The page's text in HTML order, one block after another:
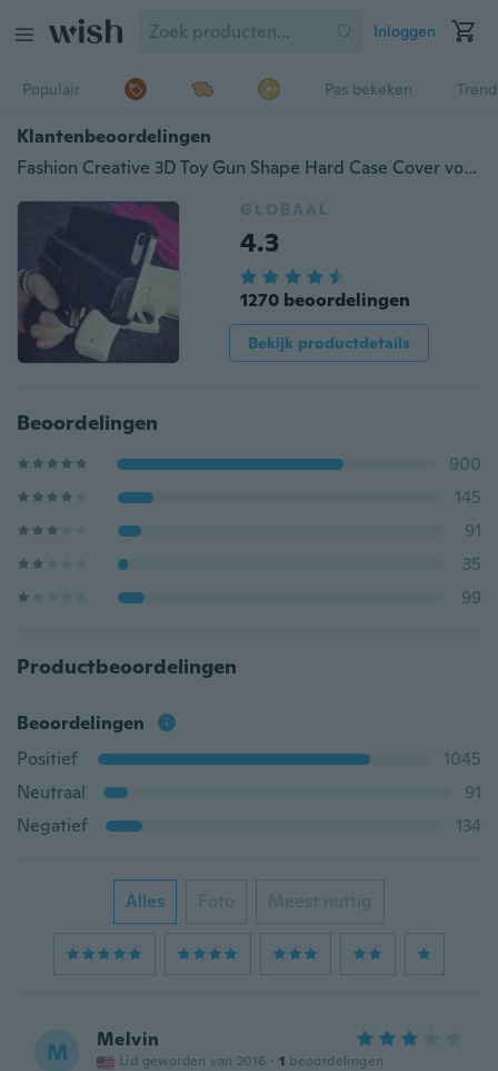
Inloggen
Populair Pas bekeken
Klantenbeoordelingen
Fashion Creative 3D Toy Gun Shape Hard Case Cover voor iPhone 5 / 5S / SE / 6 / 6S / 6 Plus / 6S Plus / 7/7 Plus / 8/8 Plus / iPhone X / Xiaomi
GLOBAAL
4.3
1270 beoordelingen
Bekijk productdetails
Beoordelingen
900
145
91
35
99
Productbeoordelingen
Beoordelingen
Positief
1045
Neutraal
91
Negatief
134
Alles Foto Meest nuttig
M Melvin
Lid geworden van 2016 · 1 beoordelingen